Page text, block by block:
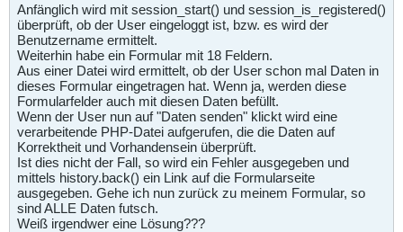
Anfänglich wird mit session_start() und session_is_registered()
überprüft, ob der User eingeloggt ist, bzw. es wird der
Benutzername ermittelt.
Weiterhin habe ein Formular mit 18 Feldern.
Aus einer Datei wird ermittelt, ob der User schon mal Daten in
dieses Formular eingetragen hat. Wenn ja, werden diese
Formularfelder auch mit diesen Daten befüllt.
Wenn der User nun auf "Daten senden" klickt wird eine
verarbeitende PHP-Datei aufgerufen, die die Daten auf
Korrektheit und Vorhandensein überprüft.
Ist dies nicht der Fall, so wird ein Fehler ausgegeben und
mittels history.back() ein Link auf die Formularseite
ausgegeben. Gehe ich nun zurück zu meinem Formular, so
sind ALLE Daten futsch.
Weiß irgendwer eine Lösung???